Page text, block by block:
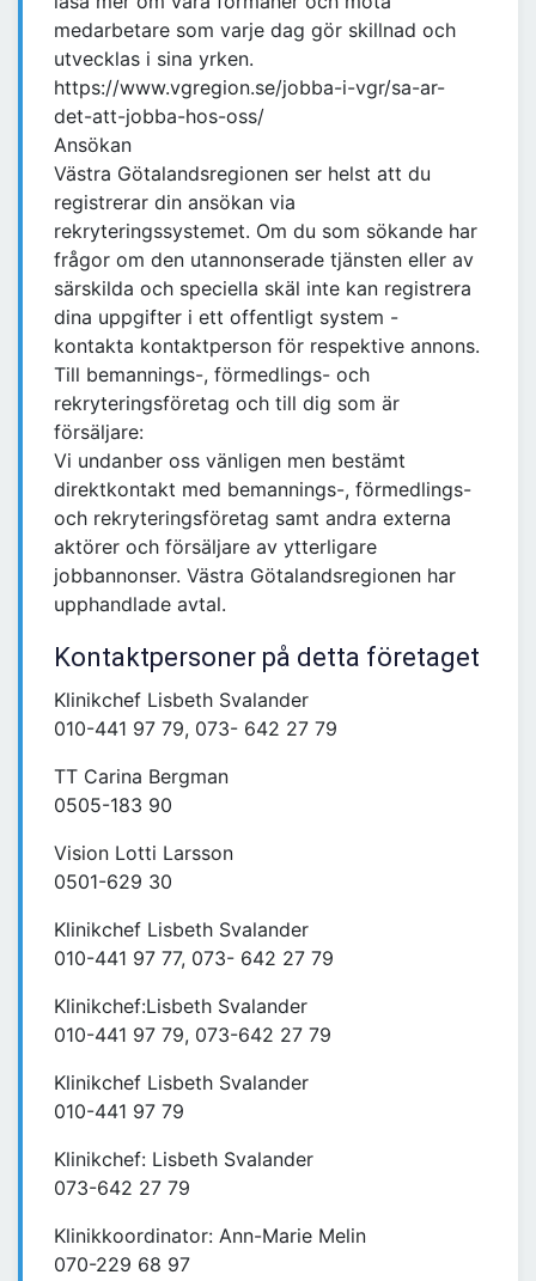
medarbetare som varje dag gör skillnad och
utvecklas i sina yrken.
https://www.vgregion.se/jobba-i-vgr/sa-ar-
det-att-jobba-hos-oss/
Ansökan
Västra Götalandsregionen ser helst att du
registrerar din ansökan via
rekryteringssystemet. Om du som sökande har
frågor om den utannonserade tjänsten eller av
särskilda och speciella skäl inte kan registrera
dina uppgifter i ett offentligt system -
kontakta kontaktperson för respektive annons.
Till bemannings-, förmedlings- och
rekryteringsföretag och till dig som är
försäljare:
Vi undanber oss vänligen men bestämt
direktkontakt med bemannings-, förmedlings-
och rekryteringsföretag samt andra externa
aktörer och försäljare av ytterligare
jobbannonser. Västra Götalandsregionen har
upphandlade avtal.
Kontaktpersoner på detta företaget
Klinikchef Lisbeth Svalander
010-441 97 79, 073- 642 27 79
TT Carina Bergman
0505-183 90
Vision Lotti Larsson
0501-629 30
Klinikchef Lisbeth Svalander
010-441 97 77, 073- 642 27 79
Klinikchef:Lisbeth Svalander
010-441 97 79, 073-642 27 79
Klinikchef Lisbeth Svalander
010-441 97 79
Klinikchef: Lisbeth Svalander
073-642 27 79
Klinikkoordinator: Ann-Marie Melin
070-229 68 97